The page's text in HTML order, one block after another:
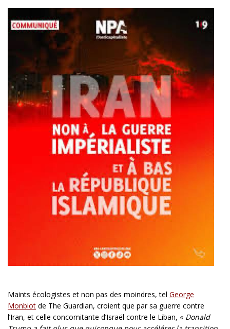
Maints écologistes et non pas des moindres, tel George
Monbiot de The Guardian, croient que par sa guerre contre
l’Iran, et celle concomitante d’Israël contre le Liban, « Donald